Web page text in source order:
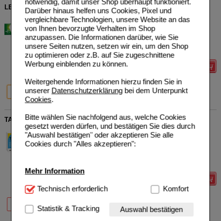
Darüber hinaus helfen uns Cookies, Pixel und
vergleichbare Technologien, unsere Website an das
von Ihnen bevorzugte Verhalten im Shop
anzupassen. Die Informationen darüber, wie Sie
unsere Seiten nutzen, setzen wir ein, um den Shop
zu optimieren oder z.B. auf Sie zugeschnittene
Werbung einblenden zu können.
Weitergehende Informationen hierzu finden Sie in
unserer Datenschutzerklärungbei dem Unterpunkt
Cookies.
Bitte wählen Sie nachfolgend aus, welche Cookies
gesetzt werden dürfen, und bestätigen Sie dies durch
"Auswahl bestätigen" oder akzeptieren Sie alle
Cookies durch "Alles akzeptieren":
Mehr Information
Technisch Notwendig:Hierbei handelt es sich um
Website notwendig sind (z.B. Navigation, Warenkorb,
Kundenkonto), weshalb auf diese nicht verzichtet
Technisch erforderlich Komfort
Statistik & Tracking Auswahl bestätigen
LEFAX Kautabletten
Bayer Vital GmbH
02487940
Kautabletten
AVP***
Unser Preis *
Sie sparen
verw. bis*****:
20 St
30%
50 St
37%
100 St
32%
TANNACOMP Filmtabletten
MEDICE Arzneimittel Pütter
GmbH&Co.KG
01900349
AVP***
Unser Preis
20 St 50 St